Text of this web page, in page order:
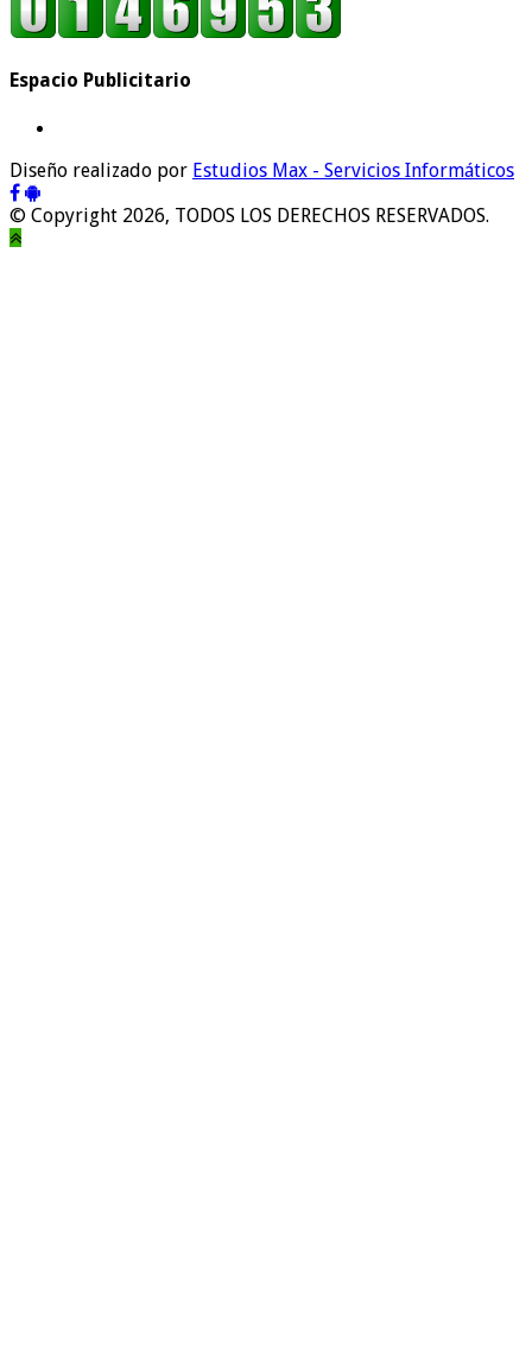
Espacio Publicitario
Diseño realizado por Estudios Max - Servicios Informáticos
© Copyright 2026, TODOS LOS DERECHOS RESERVADOS.